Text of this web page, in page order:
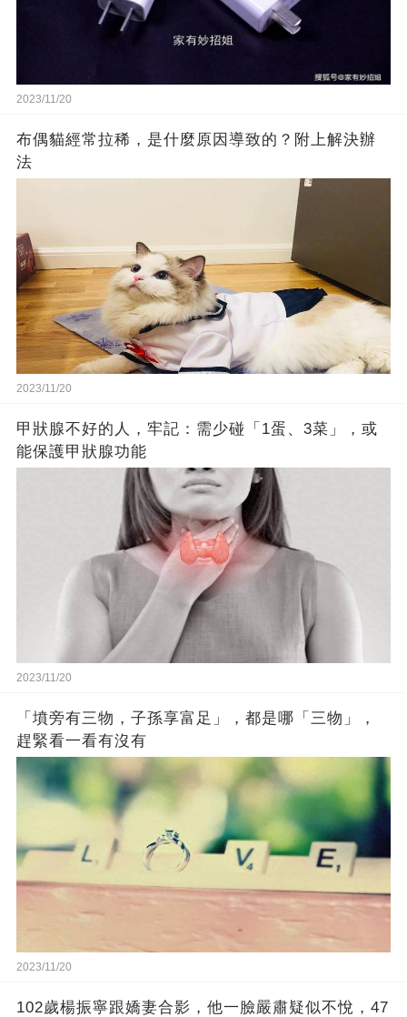
2023/11/20
布偶貓經常拉稀，是什麼原因導致的？附上解決辦
法
2023/11/20
甲狀腺不好的人，牢記：需少碰「1蛋、3菜」，或
能保護甲狀腺功能
2023/11/20
「墳旁有三物，子孫享富足」，都是哪「三物」，
趕緊看一看有沒有
2023/11/20
102歲楊振寧跟嬌妻合影，他一臉嚴肅疑似不悅，47